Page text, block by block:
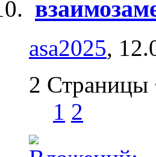
asa2025,
2 Страницы
1 2